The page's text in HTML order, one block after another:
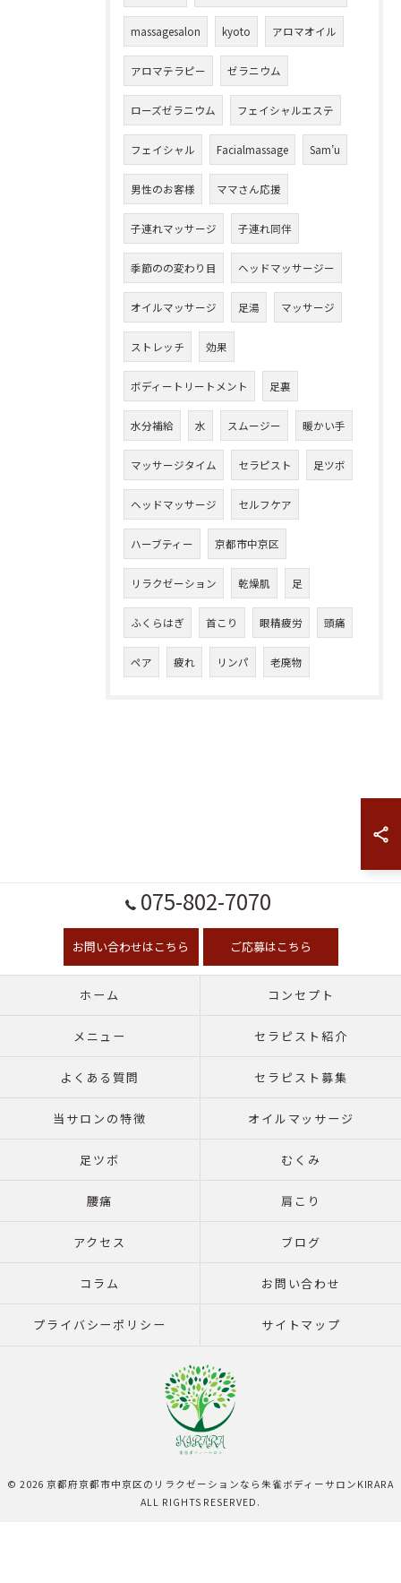
massagesalon kyoto アロマオイル
アロマテラピー ゼラニウム
ローズゼラニウム フェイシャルエステ
フェイシャル Facialmassage Sam’u
男性のお客様 ママさん応援
子連れマッサージ 子連れ同伴
季節のの変わり目 ヘッドマッサージー
オイルマッサージ 足湯 マッサージ
ストレッチ 効果
ボディートリートメント 足裏
水分補給 水 スムージー 暖かい手
マッサージタイム セラピスト 足ツボ
ヘッドマッサージ セルフケア
ハーブティー 京都市中京区
リラクゼーション 乾燥肌 足
ふくらはぎ 首こり 眼精疲労 頭痛
ペア 疲れ リンパ 老廃物
075-802-7070
お問い合わせはこちら ご応募はこちら
ホーム コンセプト
メニュー セラピスト紹介
よくある質問 セラピスト募集
当サロンの特徴 オイルマッサージ
足ツボ むくみ
腰痛 肩こり
アクセス ブログ
コラム お問い合わせ
プライバシーポリシー サイトマップ
© 2026 京都府京都市中京区のリラクゼーションなら朱雀ボディーサロンKIRARA
ALL RIGHTS RESERVED.